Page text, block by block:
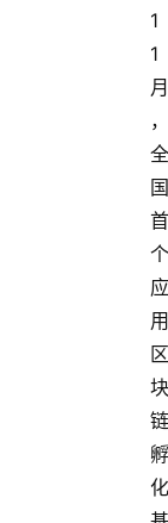
1
1
月
，
全
国
首
个
应
用
区
块
链
孵
化